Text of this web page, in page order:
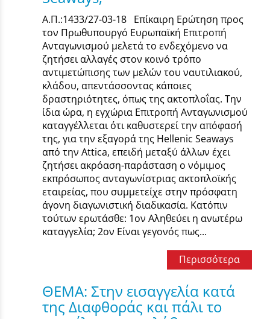
Α.Π.:1433/27-03-18 Επίκαιρη Ερώτηση προς
τον Πρωθυπουργό Ευρωπαϊκή Επιτροπή
Ανταγωνισμού μελετά το ενδεχόμενο να
ζητήσει αλλαγές στον κοινό τρόπο
αντιμετώπισης των μελών του ναυτιλιακού,
κλάδου, απεντάσσοντας κάποιες
δραστηριότητες, όπως της ακτοπλοΐας. Την
ίδια ώρα, η εγχώρια Επιτροπή Ανταγωνισμού
καταγγέλλεται ότι καθυστερεί την απόφασή
της, για την εξαγορά της Hellenic Seaways
από την Attica, επειδή μεταξύ άλλων έχει
ζητήσει ακρόαση-παράσταση ο νόμιμος
εκπρόσωπος ανταγωνίστριας ακτοπλοϊκής
εταιρείας, που συμμετείχε στην πρόσφατη
άγονη διαγωνιστική διαδικασία. Κατόπιν
τούτων ερωτάσθε: 1ον Αληθεύει η ανωτέρω
καταγγελία; 2ον Είναι γεγονός πως...
Περισσότερα
ΘΕΜΑ: Στην εισαγγελία κατά
της Διαφθοράς και πάλι το